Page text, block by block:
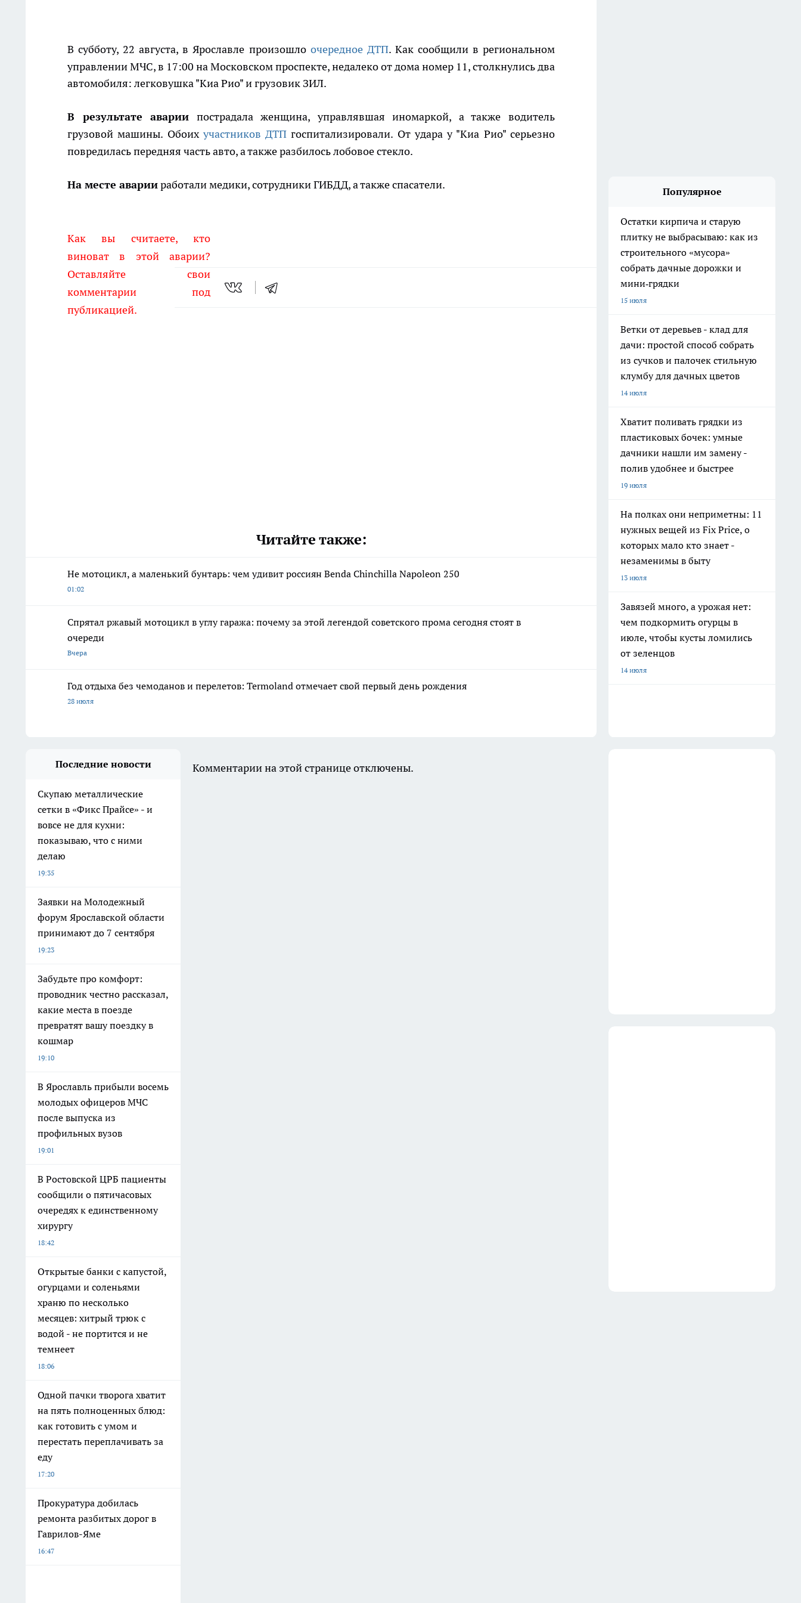
В субботу, 22 августа, в Ярославле произошло очередное ДТП. Как сообщили в региональном
управлении МЧС, в 17:00 на Московском проспекте, недалеко от дома номер 11, столкнулись два
автомобиля: легковушка "Киа Рио" и грузовик ЗИЛ.
В результате аварии пострадала женщина, управлявшая иномаркой, а также водитель
грузовой машины. Обоих участников ДТП госпитализировали. От удара у "Киа Рио" серьезно
повредилась передняя часть авто, а также разбилось лобовое стекло.
На месте аварииработали медики, сотрудники ГИБДД, а также спасатели.
Как вы считаете, кто
виноват в этой аварии?
Оставляйте свои
комментарии под
публикацией.
Читайте также:
Не мотоцикл, а маленький бунтарь: чем удивит россиян Benda Chinchilla Napoleon 250
01:02
Спрятал ржавый мотоцикл в углу гаража: почему за этой легендой советского прома сегодня стоят в
очереди
Вчера
Год отдыха без чемоданов и перелетов: Termoland отмечает свой первый день рождения
28 июля
Популярное
Остатки кирпича и старую
плитку не выбрасываю: как из
строительного «мусора»
собрать дачные дорожки и
мини‑грядки
15 июля
Ветки от деревьев - клад для
дачи: простой способ собрать
из сучков и палочек стильную
клумбу для дачных цветов
14 июля
Хватит поливать грядки из
пластиковых бочек: умные
дачники нашли им замену -
полив удобнее и быстрее
19 июля
На полках они неприметны: 11
нужных вещей из Fix Price, о
которых мало кто знает -
незаменимы в быту
13 июля
Завязей много, а урожая нет:
чем подкормить огурцы в
июле, чтобы кусты ломились
от зеленцов
14 июля
Последние новости
Скупаю металлические
сетки в «Фикс Прайсе» - и
вовсе не для кухни:
показываю, что с ними
делаю
19:35
Заявки на Молодежный
форум Ярославской области
принимают до 7 сентября
19:23
Забудьте про комфорт:
проводник честно рассказал,
какие места в поезде
превратят вашу поездку в
кошмар
19:10
В Ярославль прибыли восемь
молодых офицеров МЧС
после выпуска из
профильных вузов
19:01
В Ростовской ЦРБ пациенты
сообщили о пятичасовых
очередях к единственному
хирургу
18:42
Открытые банки с капустой,
огурцами и соленьями
храню по несколько
месяцев: хитрый трюк с
водой - не портится и не
темнеет
18:06
Одной пачки творога хватит
на пять полноценных блюд:
как готовить с умом и
перестать переплачивать за
еду
17:20
Прокуратура добилась
ремонта разбитых дорог в
Гаврилов-Яме
16:47
Комментарии на этой странице отключены.